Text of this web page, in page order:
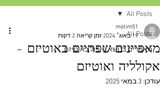
All Posts
מאמרים בנושא טיפול באוטיזם
All Posts
מאפיינים שפתיים באוטיזם –
אקולליה ואוטיזם
motim51
19 באוג׳ 2024
זמן קריאה 2 דקות
עודכן: 3 במאי 2025